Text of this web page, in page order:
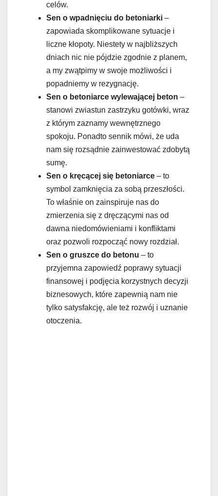
celów.
Sen o wpadnięciu do betoniarki –
zapowiada skomplikowane sytuacje i
liczne kłopoty. Niestety w najbliższych
dniach nic nie pójdzie zgodnie z planem,
a my zwątpimy w swoje możliwości i
popadniemy w rezygnację.
Sen o betoniarce wylewającej beton –
stanowi zwiastun zastrzyku gotówki, wraz
z którym zaznamy wewnętrznego
spokoju. Ponadto sennik mówi, że uda
nam się rozsądnie zainwestować zdobytą
sumę.
Sen o kręcącej się betoniarce – to
symbol zamknięcia za sobą przeszłości.
To właśnie on zainspiruje nas do
zmierzenia się z dręczącymi nas od
dawna niedomówieniami i konfliktami
oraz pozwoli rozpocząć nowy rozdział.
Sen o gruszce do betonu – to
przyjemna zapowiedź poprawy sytuacji
finansowej i podjęcia korzystnych decyzji
biznesowych, które zapewnią nam nie
tylko satysfakcję, ale też rozwój i uznanie
otoczenia.